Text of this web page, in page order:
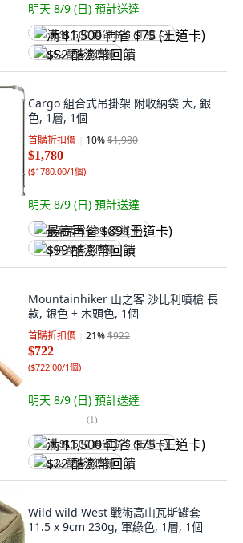
明天 8/9 (日) 預計送達
满 $1,500 再省 $75 (王道卡)
$52 酷澎幣回饋
Cargo 組合式吊掛架 附收納袋 大, 銀
色, 1層, 1個
首購折扣價 10%$1,980
$1,780
($1780.00/1個)
明天 8/9 (日) 預計送達
最高再省 $89 (王道卡)
$99 酷澎幣回饋
Mountainhiker 山之客 沙比利噴槍 長
款, 銀色 + 木頭色, 1個
首購折扣價 21%$922
$722
($722.00/1個)
明天 8/9 (日) 預計送達
(1)
满 $1,500 再省 $75 (王道卡)
$22 酷澎幣回饋
Wild wild West 戰術高山瓦斯罐套
11.5 x 9cm 230g, 軍綠色, 1層, 1個